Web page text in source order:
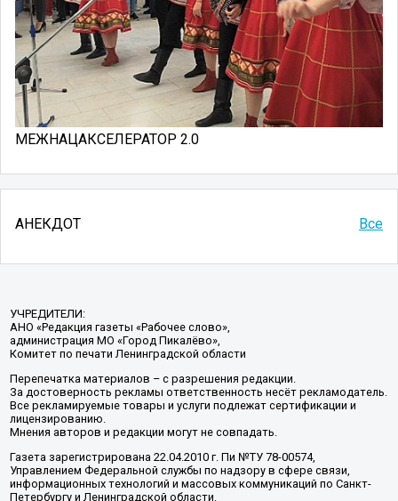
МЕЖНАЦАКСЕЛЕРАТОР 2.0
АНЕКДОТ Все
УЧРЕДИТЕЛИ:
АНО «Редакция газеты «Рабочее слово»,
администрация МО «Город Пикалёво»,
Комитет по печати Ленинградской области
Перепечатка материалов – с разрешения редакции.
За достоверность рекламы ответственность несёт рекламодатель.
Все рекламируемые товары и услуги подлежат сертификации и
лицензированию.
Мнения авторов и редакции могут не совпадать.
Газета зарегистрирована 22.04.2010 г. Пи №ТУ 78-00574,
Управлением Федеральной службы по надзору в сфере связи,
информационных технологий и массовых коммуникаций по Санкт-
Петербургу и Ленинградской области.